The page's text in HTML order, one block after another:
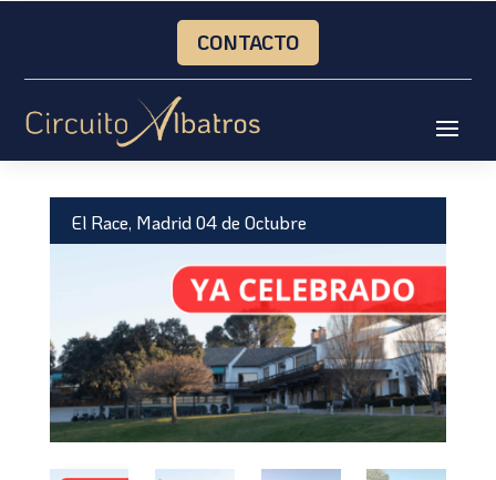
CONTACTO
Inicio/Circuito 2026/ El Race, Madrid 04 de Octubre
El Race, Madrid 04 de Octubre